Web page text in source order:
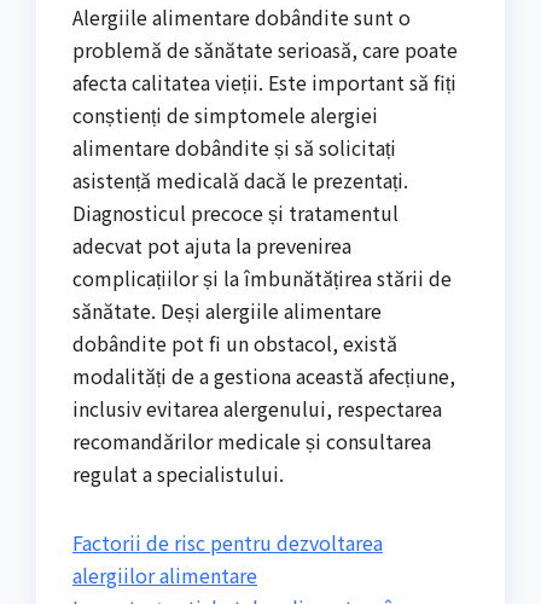
Alergiile alimentare dobândite sunt o
problemă de sănătate serioasă, care poate
afecta calitatea vieții. Este important să fiți
conștienți de simptomele alergiei
alimentare dobândite și să solicitați
asistență medicală dacă le prezentați.
Diagnosticul precoce și tratamentul
adecvat pot ajuta la prevenirea
complicațiilor și la îmbunătățirea stării de
sănătate. Deși alergiile alimentare
dobândite pot fi un obstacol, există
modalități de a gestiona această afecțiune,
inclusiv evitarea alergenului, respectarea
recomandărilor medicale și consultarea
regulat a specialistului.
Factorii de risc pentru dezvoltarea
alergiilor alimentare